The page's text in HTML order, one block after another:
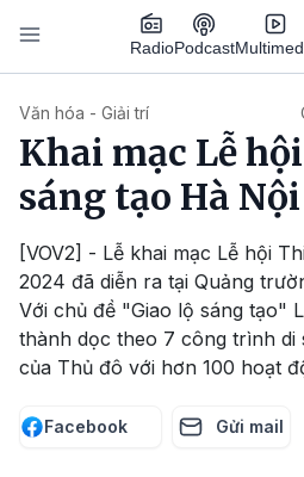
Nhảy đến nội dung
RadioPodcast
Văn hóa - Giải trí
Khai mạc Lễ
sáng tạo Hà
[VOV2] - Lễ khai mạc Lễ hội
2024 đã diễn ra tại Quảng
Với chủ đề "Giao lộ sáng tạo"
thành dọc theo 7 công trình di
của Thủ đô với hơn 100 hoạt
Facebook Gửi mail